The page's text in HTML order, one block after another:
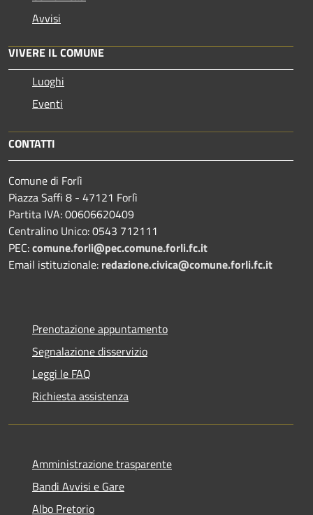
Avvisi
VIVERE IL COMUNE
Luoghi
Eventi
CONTATTI
Comune di Forlì
Piazza Saffi 8 - 47121 Forlì
Partita IVA: 00606620409
Centralino Unico: 0543 712111
PEC:comune.forli@pec.comune.forli.fc.it
Email istituzionale: redazione.civica@comune.forli.fc.it
Prenotazione appuntamento
Segnalazione disservizio
Leggi le FAQ
Richiesta assistenza
Amministrazione trasparente
Bandi Avvisi e Gare
Albo Pretorio